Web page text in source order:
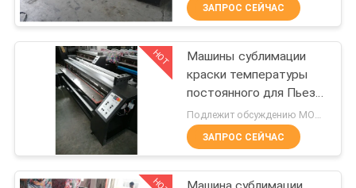
ФАБРИКА
КОНТРОЛЬ
КАЧЕСТВА
КОНТАКТНЫЕ
ДАННЫЕ
Принтер DTF
ЗАПРОС СЕЙЧАС
HOT
Машины сублимации
краски температуры
постоянного для Пьезо
принтеров
ЗАПРОС СЕЙЧАС